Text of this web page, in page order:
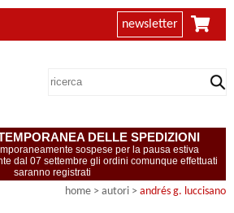
newsletter
DELLE SPEDIZIONI
sospese per la pausa estiva
dal 07 settembre gli ordini comunque effettuati
saranno registrati
home > autori > andrés g. luccisano